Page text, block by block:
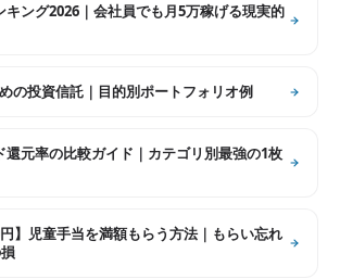
キング2026｜会社員でも月5万稼げる現実的
の投資信託｜目的別ポートフォリオ例
還元率の比較ガイド｜カテゴリ別最強の1枚
円】児童手当を満額もらう方法｜もらい忘れ